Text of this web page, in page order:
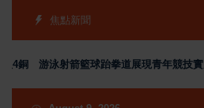
焦點新聞
游泳射箭籃球跆拳道展現青年競技實力